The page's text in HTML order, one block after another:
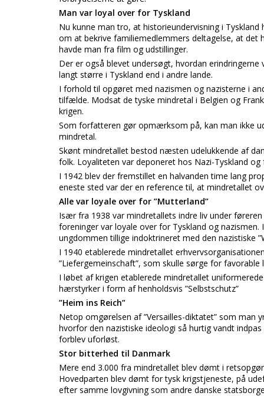
Man var loyal over for Tyskland
Nu kunne man tro, at historieundervisning i
om at bekrive familiemedlemmers deltagelse, at det
havde man fra film og udstillinger.
Der er også blevet undersøgt, hvordan
langt større i Tyskland end i andre lande.
I forhold til opgøret med nazismen og nazisterne i
tilfælde. Modsat de tyske mindretal i Belgien og
krigen.
Som forfatteren gør opmærksom på, kan man ikke
mindretal.
Skønt mindretallet bestod næsten udelukkende af
folk. Loyaliteten var deponeret hos Nazi-Tyskland
I 1942 blev der fremstillet en halvanden time lang
eneste sted var der en reference til, at mindretallet
Alle var loyale over for ”Mutterland”
Især fra 1938 var mindretallets indre liv under
foreninger var loyale over for Tyskland og
ungdommen tillige indoktrineret med den nazistiske
I 1940 etablerede mindretallet
”Liefergemeinschaft”, som skulle sørge for
I løbet af krigen etablerede mindretallet
hærstyrker i form af henholdsvis ”Selbstschutz”
”Heim ins Reich”
Netop omgørelsen af ”Versailles-diktatet” som man
hvorfor den nazistiske ideologi så hurtig vandt
forblev uforløst.
Stor bitterhed til Danmark
Mere end 3.000 fra mindretallet blev dømt i
Hovedparten blev dømt for tysk krigstjeneste, på
efter samme lovgivning som andre danske